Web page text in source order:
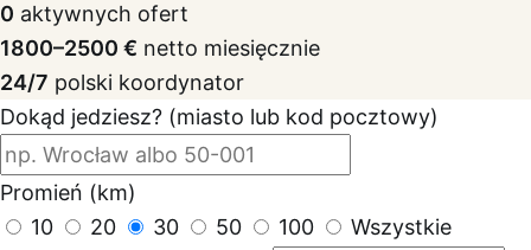
0 aktywnych ofert
1800–2500 € netto miesięcznie
24/7 polski koordynator
Dokąd jedziesz? (miasto lub kod pocztowy)
Promień (km)
10
20 30 50 100
Wszystkie